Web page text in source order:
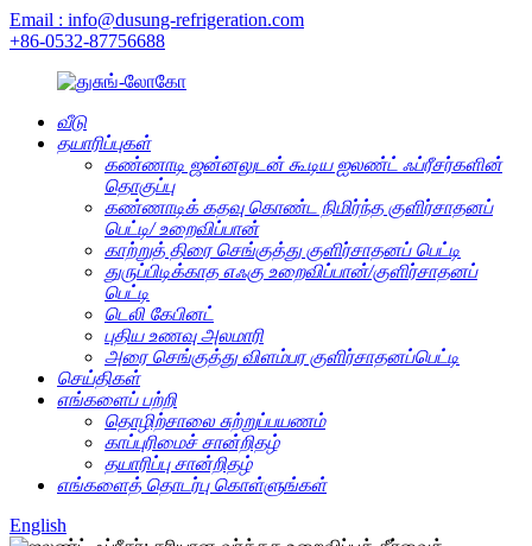
Email : info@dusung-refrigeration.com
+86-0532-87756688
வீடு
தயாரிப்புகள்
கண்ணாடி ஜன்னலுடன் கூடிய ஐலண்ட் ஃப்ரீசர்களின்
தொகுப்பு
கண்ணாடிக் கதவு கொண்ட நிமிர்ந்த குளிர்சாதனப்
பெட்டி/ உறைவிப்பான்
காற்றுத் திரை செங்குத்து குளிர்சாதனப் பெட்டி
துருப்பிடிக்காத எஃகு உறைவிப்பான்/குளிர்சாதனப்
பெட்டி
டெலி கேபினட்
புதிய உணவு அலமாரி
அரை செங்குத்து விளம்பர குளிர்சாதனப்பெட்டி
செய்திகள்
எங்களைப் பற்றி
தொழிற்சாலை சுற்றுப்பயணம்
காப்புரிமைச் சான்றிதழ்
தயாரிப்பு சான்றிதழ்
எங்களைத் தொடர்பு கொள்ளுங்கள்
English